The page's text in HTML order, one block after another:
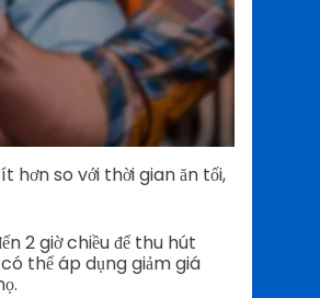
hơn so với thời gian ăn tối,
2 giờ chiều để thu hút
thể áp dụng giảm giá